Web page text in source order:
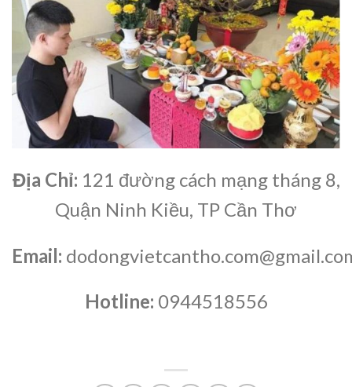
Địa Chỉ: 121 đường cách mạng tháng 8,
Quận Ninh Kiều, TP Cần Thơ
Email:
Hotline: 0944518556